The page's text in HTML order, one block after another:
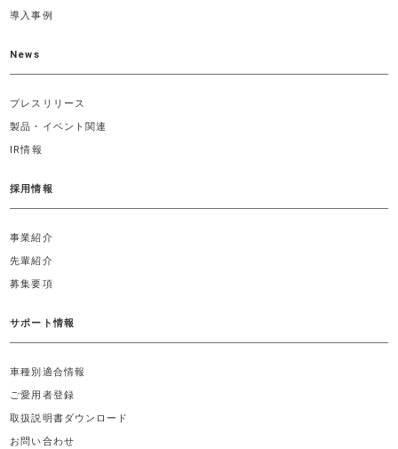
導入事例
News
プレスリリース
製品・イベント関連
IR情報
採用情報
事業紹介
先輩紹介
募集要項
サポート情報
車種別適合情報
ご愛用者登録
取扱説明書ダウンロード
お問い合わせ